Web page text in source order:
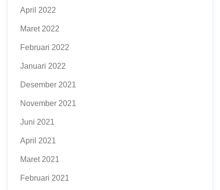
April 2022
Maret 2022
Februari 2022
Januari 2022
Desember 2021
November 2021
Juni 2021
April 2021
Maret 2021
Februari 2021